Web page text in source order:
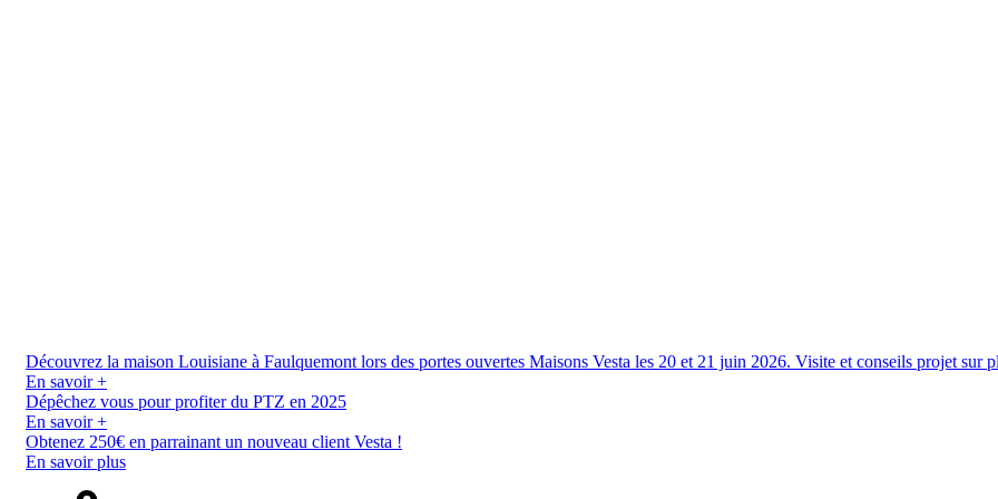
Découvrez la maison Louisiane à Faulquemont lors des portes ouvertes Maisons Vesta les 20 et 21 juin 2026. Visite et conseils projet sur
En savoir +
Dépêchez vous pour profiter du PTZ en 2025
En savoir +
Obtenez 250€ en parrainant un nouveau client Vesta !
En savoir plus